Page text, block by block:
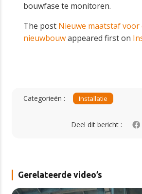
bouwfase te monitoren.
The post Nieuwe maatstaf voor
nieuwbouwappeared first on
Categorieën : Installatie
Deel dit bericht :
Gerelateerde video’s